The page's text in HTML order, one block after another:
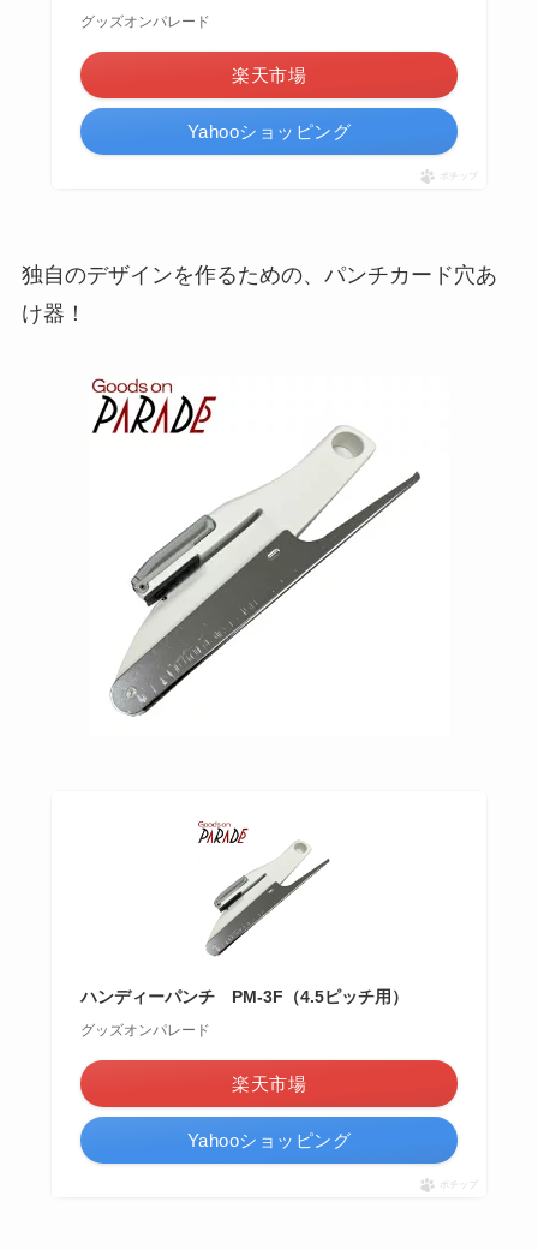
グッズオンパレード
楽天市場
Yahooショッピング
ポチップ
独自のデザインを作るための、パンチカード穴あ
け器！
ハンディーパンチ PM-3F（4.5ピッチ用）
グッズオンパレード
楽天市場
Yahooショッピング
ポチップ